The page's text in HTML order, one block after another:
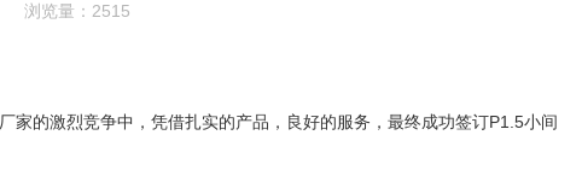
浏览量： 2515
的激烈竞争中，凭借扎实的产品，良好的服务，最终成功签订P1.5小间